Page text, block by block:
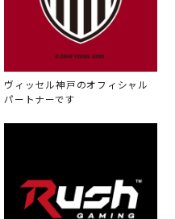
ヴィッセル神戸のオフィシャル
パートナーです